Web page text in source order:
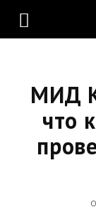
KLOOP.KG
Новости
МИД
что